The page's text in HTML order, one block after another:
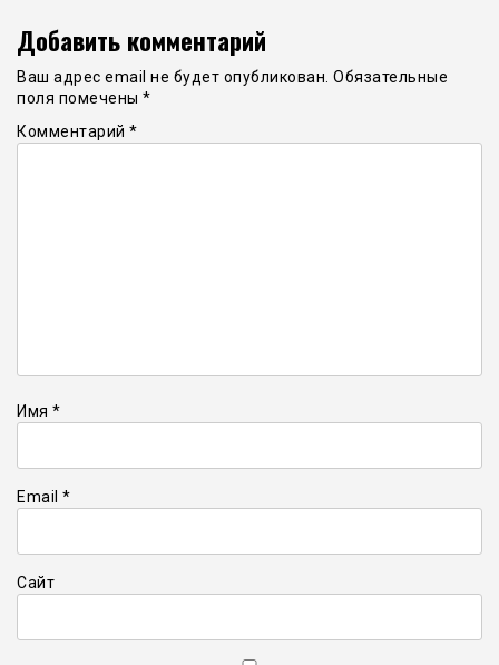
Добавить комментарий
Ваш адрес email не будет опубликован. Обязательные
поля помечены *
Комментарий *
Имя *
Email *
Сайт